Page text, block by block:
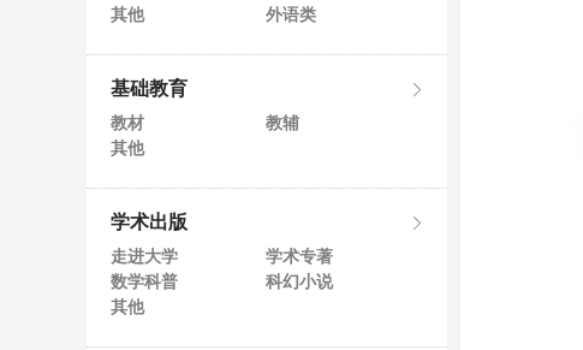
其他
外语类
基础教育
教材
教辅
其他
学术出版
走进大学
学术专著
数学科普
科幻小说
其他